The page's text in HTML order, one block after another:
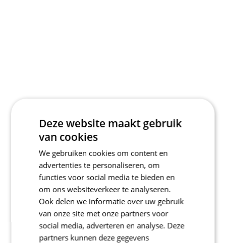
Deze website maakt gebruik
van cookies
We gebruiken cookies om content en
advertenties te personaliseren, om
functies voor social media te bieden en
om ons websiteverkeer te analyseren.
Ook delen we informatie over uw gebruik
van onze site met onze partners voor
social media, adverteren en analyse. Deze
partners kunnen deze gegevens